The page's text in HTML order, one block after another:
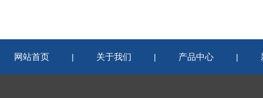
网站首页 | 关于我们 | 产品中心 |